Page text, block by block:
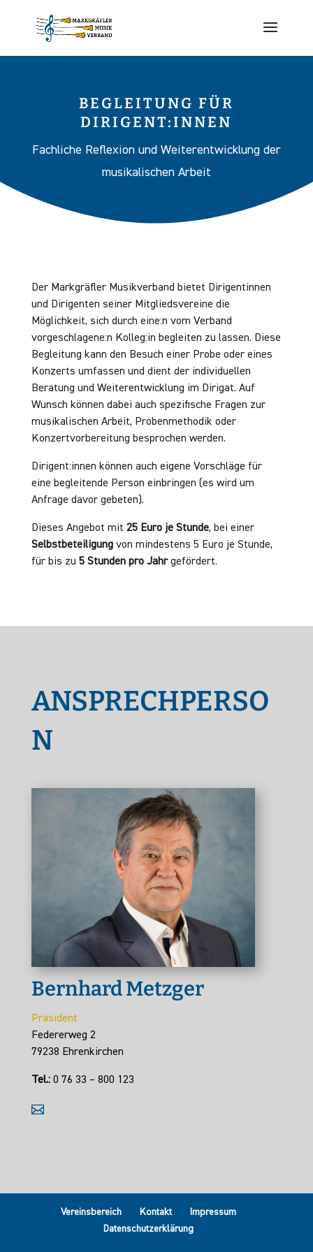
BEGLEITUNG FÜR
DIRIGENT:INNEN
Fachliche Reflexion und Weiterentwicklung der
musikalischen Arbeit
Der Markgräfler Musikverband bietet Dirigentinnen
und Dirigenten seiner Mitgliedsvereine die
Möglichkeit, sich durch eine:n vom Verband
vorgeschlagene:n Kolleg:in begleiten zu lassen. Diese
Begleitung kann den Besuch einer Probe oder eines
Konzerts umfassen und dient der individuellen
Beratung und Weiterentwicklung im Dirigat. Auf
Wunsch können dabei auch spezifische Fragen zur
musikalischen Arbeit, Probenmethodik oder
Konzertvorbereitung besprochen werden.
Dirigent:innen können auch eigene Vorschläge für
eine begleitende Person einbringen (es wird um
Anfrage davor gebeten).
Dieses Angebot mit 25 Euro je Stunde, bei einer
Selbstbeteiligungvon mindestens 5 Euro je Stunde,
für bis zu 5 Stunden pro Jahrgefördert.
ANSPRECHPERSO
N
Bernhard Metzger
Präsident
Federerweg 2
79238 Ehrenkirchen
Tel.:0 76 33 – 800 123
Vereinsbereich Kontakt
Impressum
Datenschutzerklärung